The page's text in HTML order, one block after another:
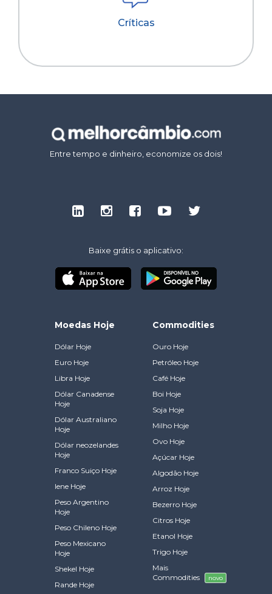
Críticas
Entre tempo e dinheiro, economize os dois!
Baixe grátis o aplicativo:
Moedas Hoje
Dólar Hoje
Euro Hoje
Libra Hoje
Dólar Canadense
Hoje
Dólar Australiano
Hoje
Dólar neozelandes
Hoje
Franco Suiço Hoje
Iene Hoje
Peso Argentino
Hoje
Peso Chileno Hoje
Peso Mexicano
Hoje
Shekel Hoje
Rande Hoje
Commodities
Ouro Hoje
Petróleo Hoje
Café Hoje
Boi Hoje
Soja Hoje
Milho Hoje
Ovo Hoje
Açúcar Hoje
Algodão Hoje
Arroz Hoje
Bezerro Hoje
Citros Hoje
Etanol Hoje
Trigo Hoje
Mais
Commodities
novo